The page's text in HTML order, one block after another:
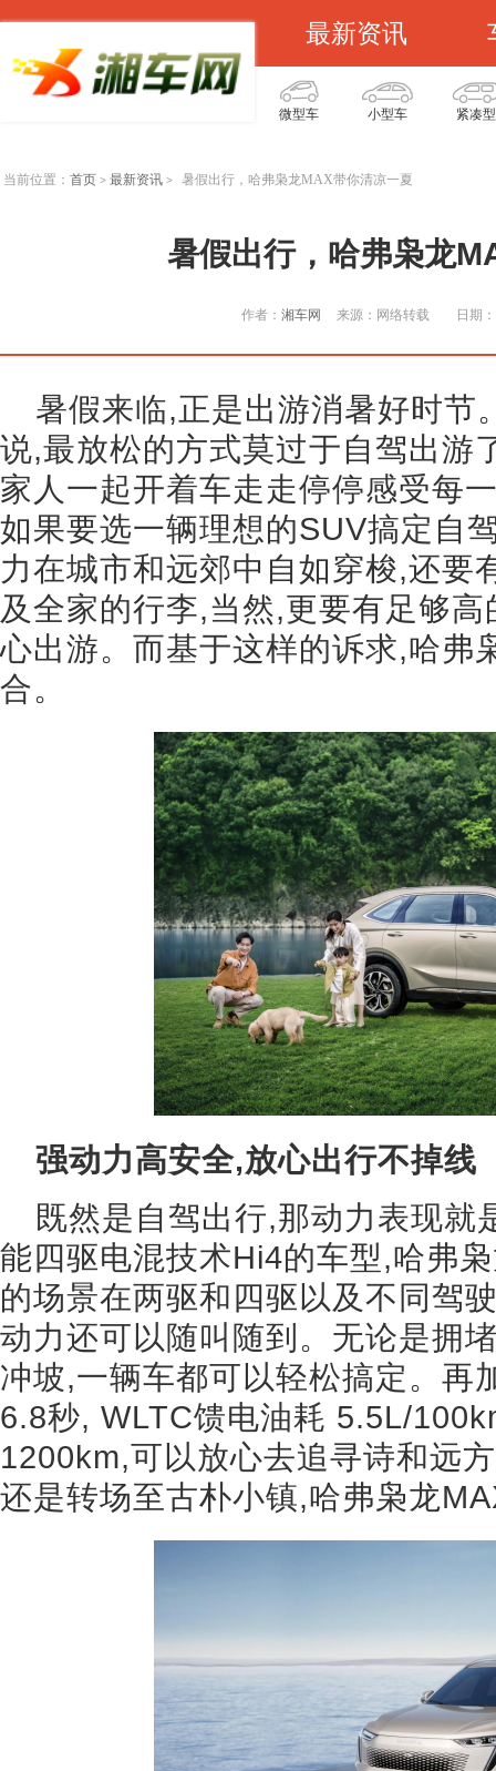
最新资讯
微型车 小型车 紧凑型
当前位置： 首页 > 最新资讯 > 暑假出行，哈弗枭龙MAX带你清凉一夏
暑假出行，哈弗枭龙
作者： 湘车网 来源：网络转载 日期
暑假来临,正是出游消暑好时节
说,最放松的方式莫过于自驾出游
家人一起开着车走走停停感受每
如果要选一辆理想的SUV搞定自
力在城市和远郊中自如穿梭,还要
及全家的行李,当然,更要有足够
心出游。而基于这样的诉求,哈弗
合。
强动力高安全,放心出行不掉线
既然是自驾出行,那动力表现就
能四驱电混技术Hi4的车型,哈弗
的场景在两驱和四驱以及不同驾
动力还可以随叫随到。无论是拥
冲坡,一辆车都可以轻松搞定。再
6.8秒, WLTC馈电油耗 5.5L/
1200km,可以放心去追寻诗和远
还是转场至古朴小镇,哈弗枭龙